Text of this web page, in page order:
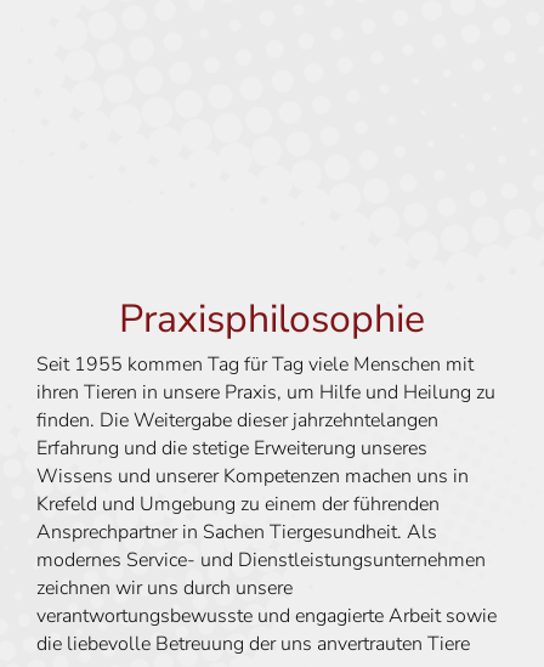
Praxisphilosophie
Seit 1955 kommen Tag für Tag viele Menschen mit
ihren Tieren in unsere Praxis, um Hilfe und Heilung zu
finden. Die Weitergabe dieser jahrzehntelangen
Erfahrung und die stetige Erweiterung unseres
Wissens und unserer Kompetenzen machen uns in
Krefeld und Umgebung zu einem der führenden
Ansprechpartner in Sachen Tiergesundheit. Als
modernes Service- und Dienstleistungsunternehmen
zeichnen wir uns durch unsere
verantwortungsbewusste und engagierte Arbeit sowie
die liebevolle Betreuung der uns anvertrauten Tiere